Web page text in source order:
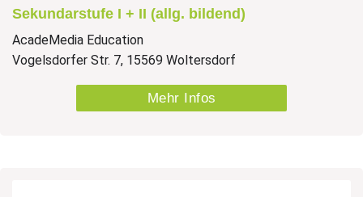
Sekundarstufe I + II (allg. bildend)
AcadeMedia Education
Vogelsdorfer Str. 7, 15569 Woltersdorf
Mehr Infos